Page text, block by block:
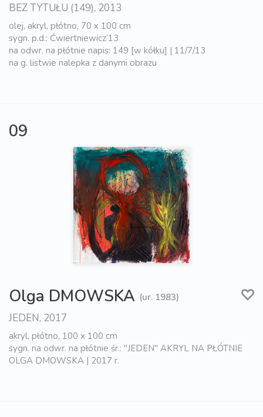
BEZ TYTUŁU (149), 2013
olej, akryl, płótno, 70 x 100 cm
sygn. p.d.: Ćwiertniewicz’13
na odwr. na płótnie napis: 149 [w kółku] | 11/7/13
na g. listwie nalepka z danymi obrazu
09
Olga DMOWSKA (ur. 1983)
JEDEN, 2017
akryl, płótno, 100 x 100 cm
sygn. na odwr. na płótnie śr.: "JEDEN" AKRYL NA PŁÓTNIE
OLGA DMOWSKA | 2017 r.